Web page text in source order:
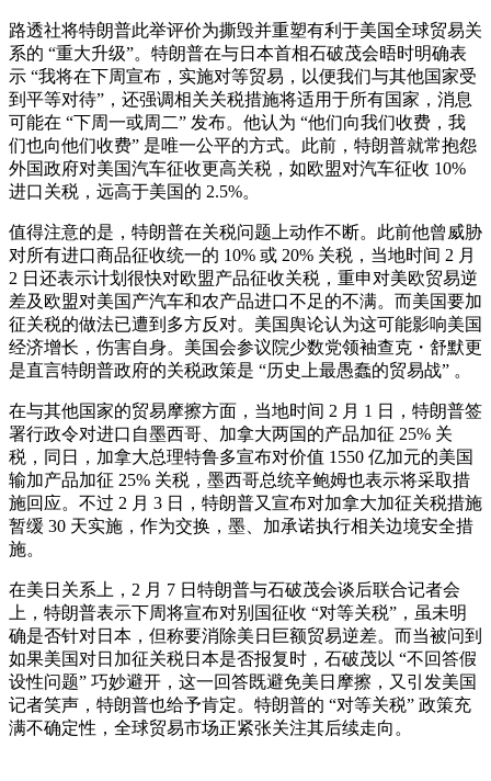
路透社将特朗普此举评价为撕毁并重塑有利于美国全球贸易关
系的 “重大升级”。特朗普在与日本首相石破茂会晤时明确表
示 “我将在下周宣布，实施对等贸易，以便我们与其他国家受
到平等对待”，还强调相关关税措施将适用于所有国家，消息
可能在 “下周一或周二” 发布。他认为 “他们向我们收费，我
们也向他们收费” 是唯一公平的方式。此前，特朗普就常抱怨
外国政府对美国汽车征收更高关税，如欧盟对汽车征收 10%
进口关税，远高于美国的 2.5%。
值得注意的是，特朗普在关税问题上动作不断。此前他曾威胁
对所有进口商品征收统一的 10% 或 20% 关税，当地时间 2 月
2 日还表示计划很快对欧盟产品征收关税，重申对美欧贸易逆
差及欧盟对美国产汽车和农产品进口不足的不满。而美国要加
征关税的做法已遭到多方反对。美国舆论认为这可能影响美国
经济增长，伤害自身。美国会参议院少数党领袖查克・舒默更
是直言特朗普政府的关税政策是 “历史上最愚蠢的贸易战” 。
在与其他国家的贸易摩擦方面，当地时间 2 月 1 日，特朗普签
署行政令对进口自墨西哥、加拿大两国的产品加征 25% 关
税，同日，加拿大总理特鲁多宣布对价值 1550 亿加元的美国
输加产品加征 25% 关税，墨西哥总统辛鲍姆也表示将采取措
施回应。不过 2 月 3 日，特朗普又宣布对加拿大加征关税措施
暂缓 30 天实施，作为交换，墨、加承诺执行相关边境安全措
施。
在美日关系上，2 月 7 日特朗普与石破茂会谈后联合记者会
上，特朗普表示下周将宣布对别国征收 “对等关税”，虽未明
确是否针对日本，但称要消除美日巨额贸易逆差。而当被问到
如果美国对日加征关税日本是否报复时，石破茂以 “不回答假
设性问题” 巧妙避开，这一回答既避免美日摩擦，又引发美国
记者笑声，特朗普也给予肯定。特朗普的 “对等关税” 政策充
满不确定性，全球贸易市场正紧张关注其后续走向。